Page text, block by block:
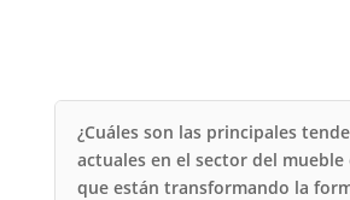
¿Cuáles son las principales
actuales en el sector del mueble
que están transformando la